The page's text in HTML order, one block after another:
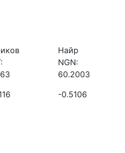
Найр
NGN:
60.2003
-0.5106